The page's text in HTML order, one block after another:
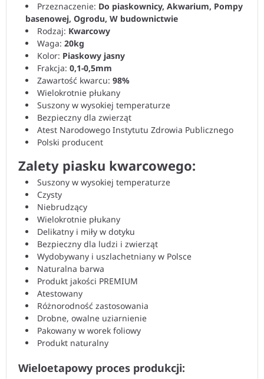
Przeznaczenie: Do piaskownicy, Akwarium, Pompy
basenowej, Ogrodu, W budownictwie
Rodzaj: Kwarcowy
Waga: 20kg
Kolor: Piaskowy jasny
Frakcja: 0,1-0,5mm
Zawartość kwarcu: 98%
Wielokrotnie płukany
Suszony w wysokiej temperaturze
Bezpieczny dla zwierząt
Atest Narodowego Instytutu Zdrowia Publicznego
Polski producent
Zalety piasku kwarcowego:
Suszony w wysokiej temperaturze
Czysty
Niebrudzący
Wielokrotnie płukany
Delikatny i miły w dotyku
Bezpieczny dla ludzi i zwierząt
Wydobywany i uszlachetniany w Polsce
Naturalna barwa
Produkt jakości PREMIUM
Atestowany
Różnorodność zastosowania
Drobne, owalne uziarnienie
Pakowany w worek foliowy
Produkt naturalny
Wieloetapowy proces produkcji: